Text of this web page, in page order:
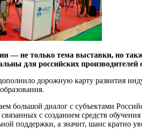
— не только тема выставки, но
для российских производителей
дорожную карту развития
большой диалог с субъектами
с созданием средств
поддержки, а значит, шанс кратно